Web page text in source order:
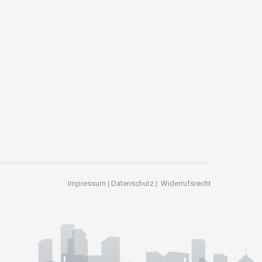
Impressum | Datenschutz | Widerrufsrecht